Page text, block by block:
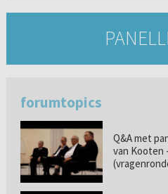
forumtopics
Q&A met
van Kooten